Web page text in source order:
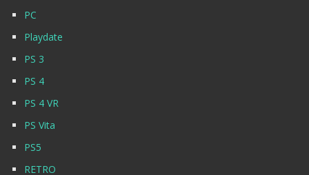
PC
Playdate
PS 3
PS 4
PS 4 VR
PS Vita
PS5
RETRO